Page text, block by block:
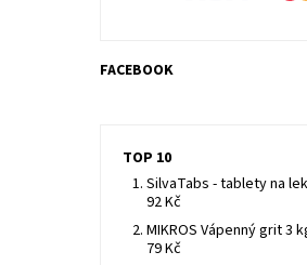
FACEBOOK
TOP 10
SilvaTabs - tablety na
92 Kč
MIKROS Vápenný grit 3
79 Kč